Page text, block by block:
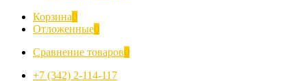
Корзина0
Отложенные0
Сравнение товаров0
+7 (342) 2-114-117